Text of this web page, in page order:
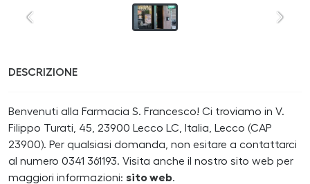
DESCRIZIONE
Benvenuti alla Farmacia S. Francesco! Ci troviamo in V.
Filippo Turati, 45, 23900 Lecco LC, Italia, Lecco (CAP
23900). Per qualsiasi domanda, non esitare a contattarci
al numero 0341 361193. Visita anche il nostro sito web per
maggiori informazioni: sito web.